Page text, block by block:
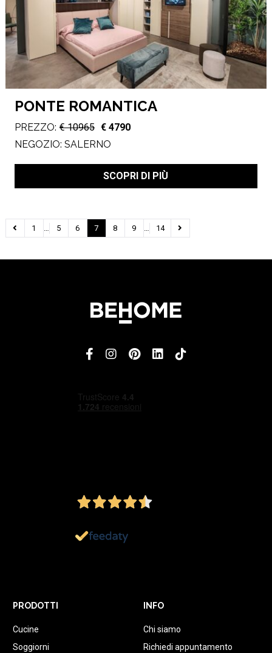
PONTE ROMANTICA
PREZZO: € 10965 € 4790
NEGOZIO: SALERNO
SCOPRI DI PIÙ
1 … 5 6 7 8 9 … 14
PRODOTTI
Cucine
Soggiorni
INFO
Chi siamo
Richiedi appuntamento